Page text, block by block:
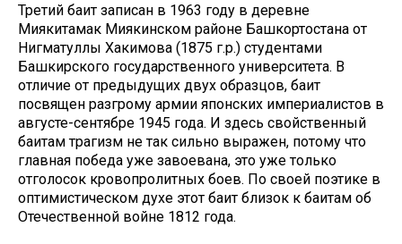
Третий баит записан в 1963 году в деревне
Миякитамак Миякинском районе Башкортостана от
Нигматуллы Хакимова (1875 г.р.) студентами
Башкирского государственного университета. В
отличие от предыдущих двух образцов, баит
посвящен разгрому армии японских империалистов в
августе-сентябре 1945 года. И здесь свойственный
баитам трагизм не так сильно выражен, потому что
главная победа уже завоевана, это уже только
отголосок кровопролитных боев. По своей поэтике в
оптимистическом духе этот баит близок к баитам об
Отечественной войне 1812 года.